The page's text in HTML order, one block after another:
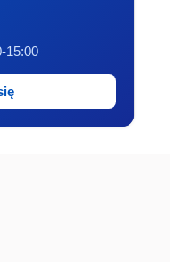
15:00